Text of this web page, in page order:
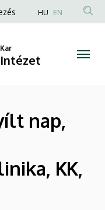
HU EN
nap,
KK,